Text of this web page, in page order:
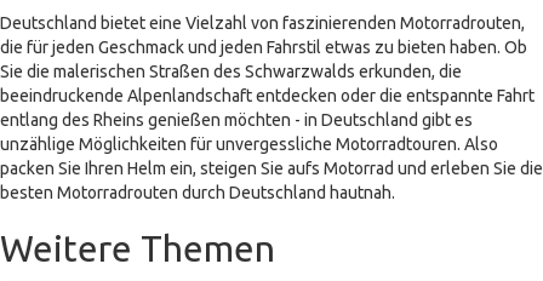
Deutschland bietet eine Vielzahl von faszinierenden Motorradrouten,
die für jeden Geschmack und jeden Fahrstil etwas zu bieten haben. Ob
Sie die malerischen Straßen des Schwarzwalds erkunden, die
beeindruckende Alpenlandschaft entdecken oder die entspannte Fahrt
entlang des Rheins genießen möchten - in Deutschland gibt es
unzählige Möglichkeiten für unvergessliche Motorradtouren. Also
packen Sie Ihren Helm ein, steigen Sie aufs Motorrad und erleben Sie die
besten Motorradrouten durch Deutschland hautnah.
Weitere Themen